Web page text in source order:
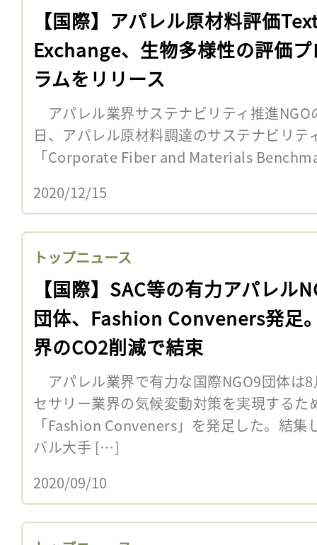
【国際】アパレル原材料評価
Exchange、生物多様性の評価
ラムをリリース
アパレル業界サステナビリティ推進
日、アパレル原材料調達のサステナビリテ
「Corporate Fiber and Materials
2020/12/15
トップニュース
【国際】SAC等の有力アパレル
団体、Fashion Conveners発足
界のCO2削減で結束
アパレル業界で有力な国際NGO9団体は
セサリー業界の気候変動対策を実現する
「Fashion Conveners」を発足した。結集
バル大手 […]
2020/09/10